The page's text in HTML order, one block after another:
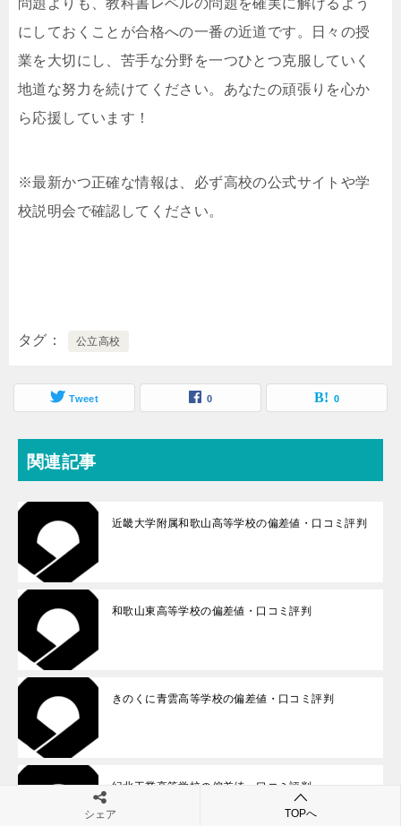
問題よりも、教科書レベルの問題を確実に解けるよう
にしておくことが合格への一番の近道です。日々の授
業を大切にし、苦手な分野を一つひとつ克服していく
地道な努力を続けてください。あなたの頑張りを心か
ら応援しています！
※最新かつ正確な情報は、必ず高校の公式サイトや学
校説明会で確認してください。
タグ 公立高校
Tweet 0 0
関連記事
近畿大学附属和歌山高等学校の偏差値・口コミ評判
和歌山東高等学校の偏差値・口コミ評判
きのくに青雲高等学校の偏差値・口コミ評判
紀北工業高等学校の偏差値・口コミ評判
シェア TOPへ